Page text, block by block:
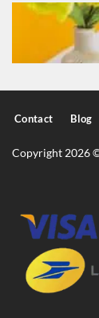
Contact Blog
Copyright 2026